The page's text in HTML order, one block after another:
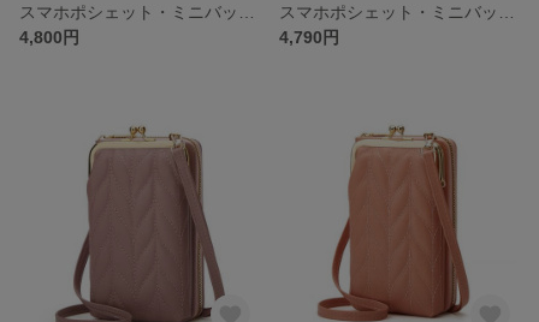
4,800円
4,790円